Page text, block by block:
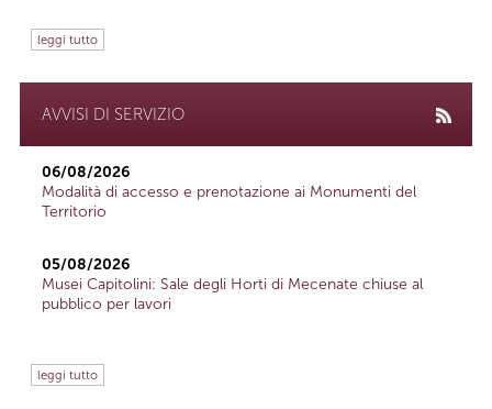
leggi tutto
AVVISI DI SERVIZIO
06/08/2026
Modalità di accesso e prenotazione ai Monumenti del
Territorio
05/08/2026
Musei Capitolini: Sale degli Horti di Mecenate chiuse al
pubblico per lavori
leggi tutto